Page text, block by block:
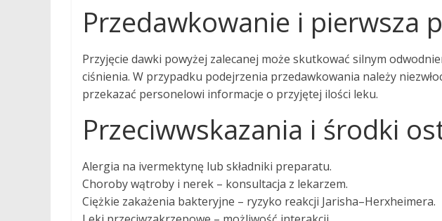
Przedawkowanie i pierwsza
Przyjęcie dawki powyżej zalecanej może skutkować silnym
ciśnienia. W przypadku podejrzenia przedawkowania należy
przekazać personelowi informacje o przyjętej ilości leku.
Przeciwwskazania i środki
Alergia na ivermektynę lub składniki preparatu.
Choroby wątroby i nerek – konsultacja z lekarzem.
Ciężkie zakażenia bakteryjne – ryzyko reakcji Jarisha–Herxheimera.